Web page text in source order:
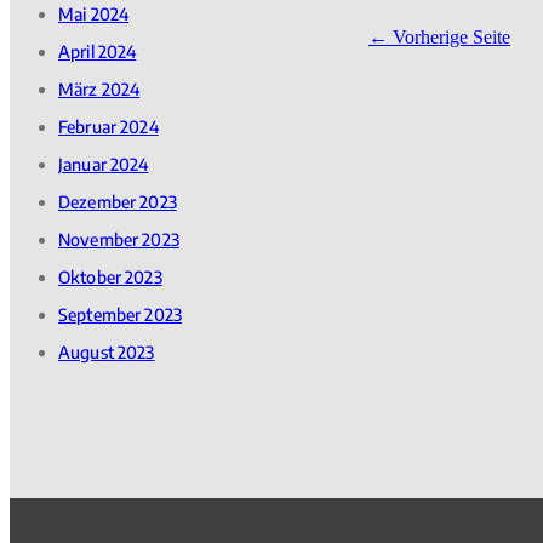
Mai 2024
April 2024
März 2024
Februar 2024
Januar 2024
Dezember 2023
November 2023
Oktober 2023
September 2023
August 2023
Vorherige Seite